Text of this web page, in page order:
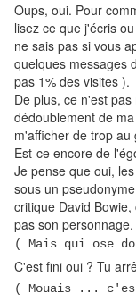
Oups, oui. Pour
lisez ce que j'écris
ne sais pas si vous
quelques messages
pas 1% des visites ).
De plus, ce n'est
dédoublement de
m'afficher de trop au
Est-ce encore de
Je pense que oui,
sous un
critique David
pas son personnage.
( Mais qui ose
C'est fini oui ? Tu
( Mouais ...